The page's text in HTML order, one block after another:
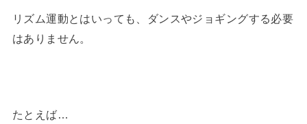
リズム運動とはいっても、ダンスやジョギングする必要
はありません。
たとえば…